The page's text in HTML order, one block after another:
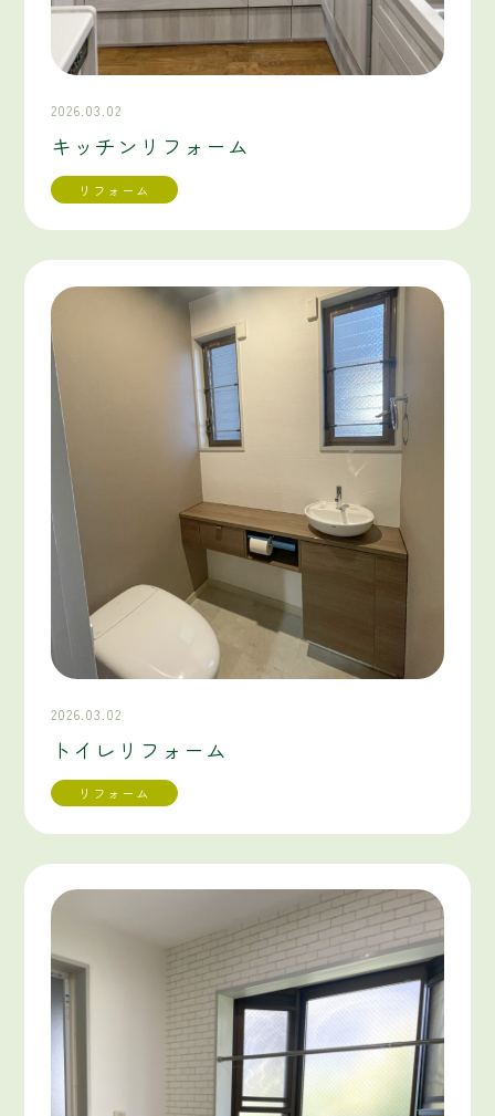
2026.03.02
キッチンリフォーム
リフォーム
2026.03.02
トイレリフォーム
リフォーム